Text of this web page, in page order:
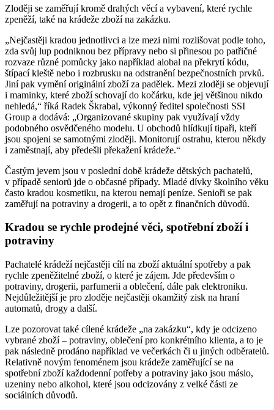
Zloději se zaměřují kromě drahých věcí a vybavení, které rychle
zpeněží, také na krádeže zboží na zakázku.
„Nejčastěji kradou jednotlivci a lze mezi nimi rozlišovat podle toho,
zda svůj lup podniknou bez přípravy nebo si přinesou po patřičné
rozvaze různé pomůcky jako například alobal na překrytí kódu,
štípací kleště nebo i rozbrusku na odstranění bezpečnostních prvků.
Jiní pak vymění originální zboží za padělek. Mezi zloději se objevují
i maminky, které zboží schovají do kočárku, kde jej většinou nikdo
nehledá,“ říká Radek Škrabal, výkonný ředitel společnosti SSI
Group a dodává: „Organizované skupiny pak využívají vždy
podobného osvědčeného modelu. U obchodů hlídkují tipaři, kteří
jsou spojeni se samotnými zloději. Monitorují ostrahu, kterou někdy
i zaměstnají, aby předešli překažení krádeže.“
Častým jevem jsou v poslední době krádeže dětských pachatelů,
v případě seniorů jde o občasné případy. Mladé dívky školního věku
často kradou kosmetiku, na kterou nemají peníze. Senioři se pak
zaměřují na potraviny a drogerii, a to opět z finančních důvodů.
Kradou se rychle prodejné věci, spotřební zboží i
potraviny
Pachatelé krádeží nejčastěji cílí na zboží aktuální spotřeby a pak
rychle zpeněžitelné zboží, o které je zájem. Jde především o
potraviny, drogerii, parfumerii a oblečení, dále pak elektroniku.
Nejdůležitější je pro zloděje nejčastěji okamžitý zisk na hraní
automatů, drogy a další.
Lze pozorovat také cílené krádeže „na zakázku“, kdy je odcizeno
vybrané zboží – potraviny, oblečení pro konkrétního klienta, a to je
pak následně prodáno například ve večerkách či u jiných odběratelů.
Relativně novým fenoménem jsou krádeže zaměřující se na
spotřební zboží každodenní potřeby a potraviny jako jsou máslo,
uzeniny nebo alkohol, které jsou odcizovány z velké části ze
sociálních důvodů.